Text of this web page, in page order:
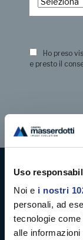
Uso
Noi e i nostri
personali, ad
tecnologie
alle
Ho preso
e presto il